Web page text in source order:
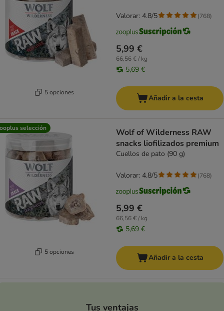
5 opciones
5,99 €
66,56 € / kg
5,69 €
Valorar: 4.8/5 (768)
Añadir a la cesta
selección
5 opciones
Wolf of Wilderness RAW
snacks liofilizados premium
Cuellos de pato (90 g)
5,99 €
66,56 € / kg
5,69 €
Valorar: 4.8/5 (768)
Añadir a la cesta
Tus ventajas